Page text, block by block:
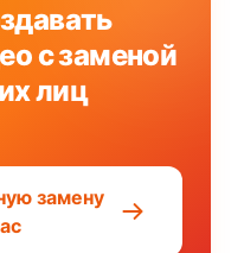
с заменой
лиц
замену